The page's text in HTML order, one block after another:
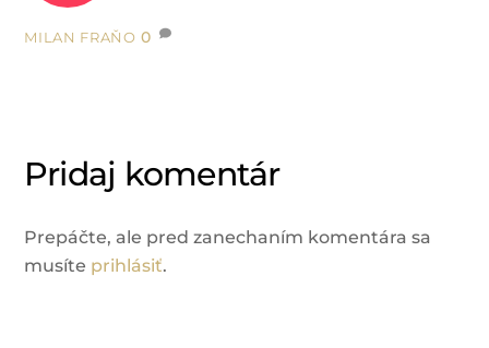
MILAN FRAŇO 0
Pridaj komentár
Prepáčte, ale pred zanechaním komentára sa
musíte prihlásiť.